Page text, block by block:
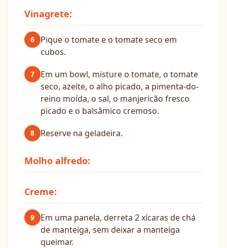
Vinagrete:
6
Pique o tomate e o tomate seco em
cubos.
7
Em um bowl, misture o tomate, o tomate
seco, azeite, o alho picado, a pimenta-do-
reino moída, o sal, o manjericão fresco
picado e o balsâmico cremoso.
8 Reserve na geladeira.
Molho alfredo:
Creme:
9
Em uma panela, derreta 2 xícaras de chá
de manteiga, sem deixar a manteiga
queimar.